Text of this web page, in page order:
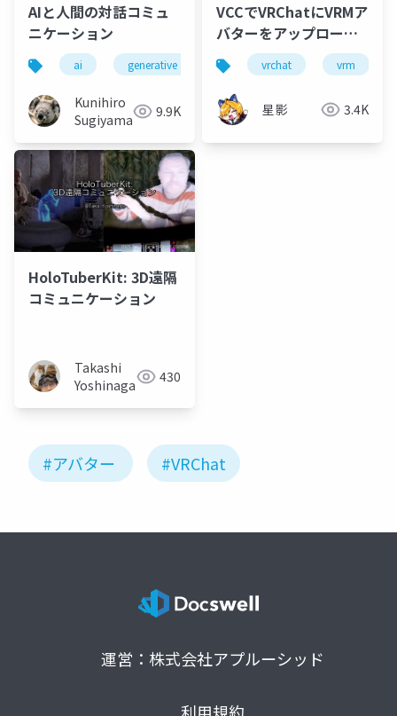
AIと人間の対話コミュ
ニケーション
ai generative ai machine learning
Kunihiro
Sugiyama
9.9K
VCCでVRChatにVRMア
バターをアップロード
する方法完全に理解し
た
vrchat vrm
星影 3.4K
HoloTuberKit: 3D遠隔
コミュニケーション
Takashi
Yoshinaga
430
#アバター #VRChat
運営：株式会社アプルーシッド